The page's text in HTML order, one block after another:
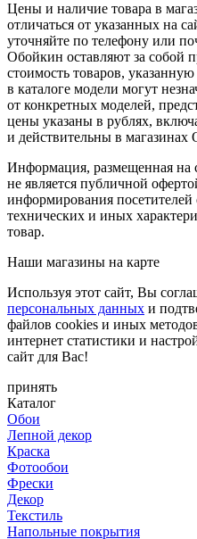
Цены и наличие товара в
отличаться от указанных на
уточняйте по телефону или
Обойкин оставляют за собой
стоимость товаров,
в каталоге модели могут
от конкретных моделей,
цены указаны в рублях,
и действительны в магазинах
Информация, размещенная на
не является публичной
информирования посетителей
технических и иных
товар.
Наши магазины на карте
Используя этот сайт, Вы
персональных данных и
файлов cookies и иных
интернет статистики и
сайт для Вас!
принять
Каталог
Обои
Лепной декор
Краска
Фотообои
Фрески
Декор
Текстиль
Напольные покрытия